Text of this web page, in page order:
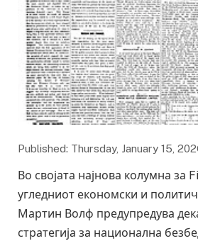
Published: Thursday, January 15,
Во својата најнова колумна за
угледниот економски и
Мартин Волф предупредува
стратегија за национална